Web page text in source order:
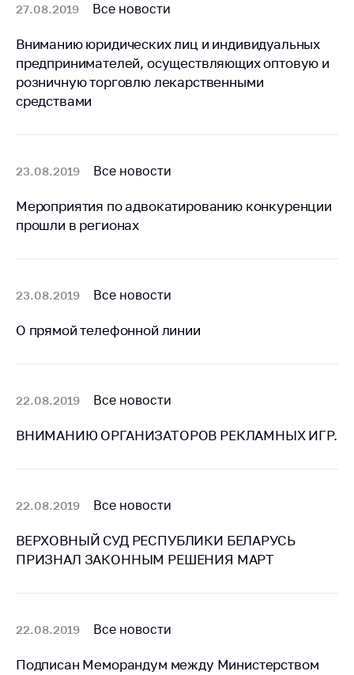
Сообщить о росте
медицинские
изделия
Контакты
Приемная
Горячая линия
государственный
орган
Важное на сайте
Ценообразование
средства, изделия
технику
Решение Комиссии
по установлению
факта нарушения
законодательства
Предостережения и
27.08.2019 Все новости
Вниманию юридических лиц и индивидуальных
предпринимателей, осуществляющих оптовую и
розничную торговлю лекарственными
средствами
23.08.2019 Все новости
Мероприятия по адвокатированию конкуренции
прошли в регионах
23.08.2019 Все новости
О прямой телефонной линии
22.08.2019 Все новости
ВНИМАНИЮ ОРГАНИЗАТОРОВ РЕКЛАМНЫХ ИГР.
22.08.2019 Все новости
ВЕРХОВНЫЙ СУД РЕСПУБЛИКИ БЕЛАРУСЬ
ПРИЗНАЛ ЗАКОННЫМ РЕШЕНИЯ МАРТ
22.08.2019 Все новости
Подписан Меморандум между Министерством